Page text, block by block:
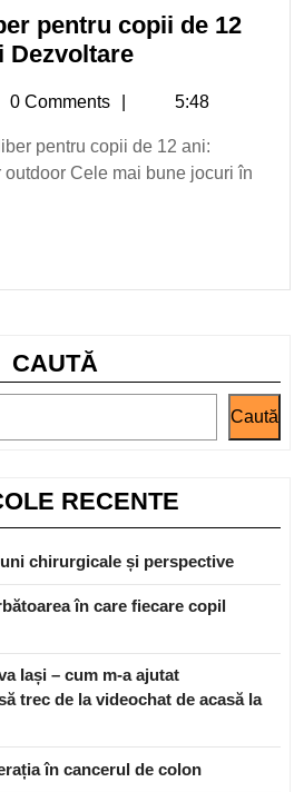
pentru copii de 12
DezvoltareJocuri
liber
pentru
ani:
0 Comments 5:48
pentru copii de 12 ani:
outdoor Cele mai bune jocuri în
CAUTĂ
Caută
RECENTE
chirurgicale și perspective
în care fiecare copil
Iași – cum m-a ajutat
trec de la videochat de acasă la
în cancerul de colon